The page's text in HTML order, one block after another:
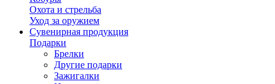
Охота и стрельба
Уход за оружием
Сувенирная продукция
Подарки
Брелки
Другие подарки
Зажигалки